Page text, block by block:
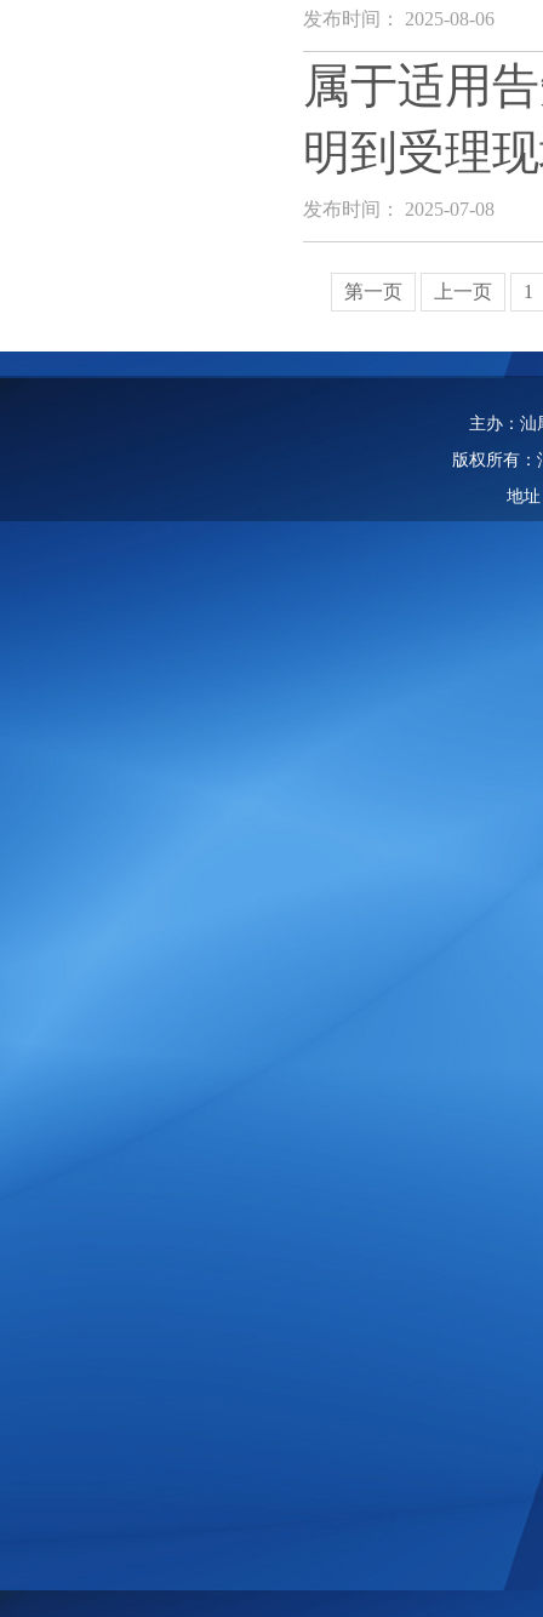
发布时间： 2025-08-06
属于适用
明到受理
发布时间： 2025-07-08
第一页 上一页 1
主办：汕
版权所有：
地